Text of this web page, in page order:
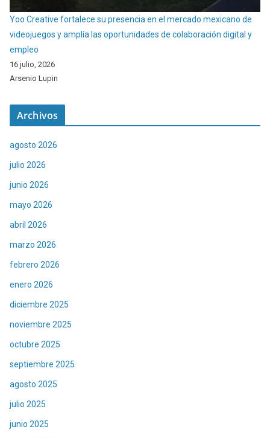
Yoo Creative fortalece su presencia en el mercado mexicano de
videojuegos y amplía las oportunidades de colaboración digital y
empleo
16 julio, 2026
Arsenio Lupin
Archivos
agosto 2026
julio 2026
junio 2026
mayo 2026
abril 2026
marzo 2026
febrero 2026
enero 2026
diciembre 2025
noviembre 2025
octubre 2025
septiembre 2025
agosto 2025
julio 2025
junio 2025